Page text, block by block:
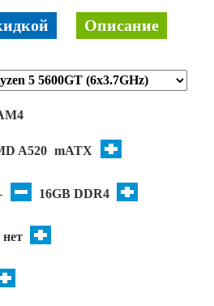
Описание
A520 mATX
16GB DDR4
нет